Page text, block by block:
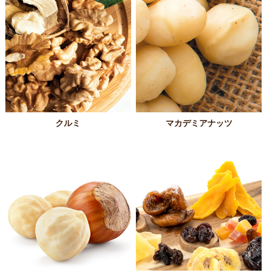
クルミ マカデミアナッツ